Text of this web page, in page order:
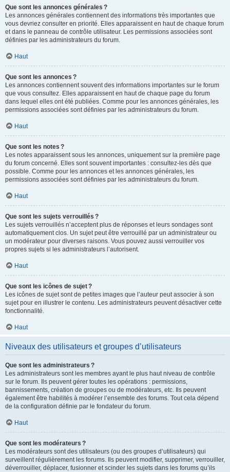
Que sont les annonces générales ?
Les annonces générales contiennent des informations très importantes que
vous devriez consulter en priorité. Elles apparaissent en haut de chaque forum
et dans le panneau de contrôle utilisateur. Les permissions associées sont
définies par les administrateurs du forum.
Haut
Que sont les annonces ?
Les annonces contiennent souvent des informations importantes sur le forum
que vous consultez. Elles apparaissent en haut de chaque page du forum
dans lequel elles ont été publiées. Comme pour les annonces générales, les
permissions associées sont définies par les administrateurs du forum.
Haut
Que sont les notes ?
Les notes apparaissent sous les annonces, uniquement sur la première page
du forum concerné. Elles sont souvent importantes : consultez-les dès que
possible. Comme pour les annonces et les annonces générales, les
permissions associées sont définies par les administrateurs du forum.
Haut
Que sont les sujets verrouillés ?
Les sujets verrouillés n’acceptent plus de réponses et leurs sondages sont
automatiquement clos. Un sujet peut être verrouillé par un administrateur ou
un modérateur pour diverses raisons. Vous pouvez aussi verrouiller vos
propres sujets si les administrateurs l’autorisent.
Haut
Que sont les icônes de sujet ?
Les icônes de sujet sont de petites images que l’auteur peut associer à son
sujet pour en illustrer le contenu. Les administrateurs peuvent désactiver cette
fonctionnalité.
Haut
Niveaux des utilisateurs et groupes d’utilisateurs
Que sont les administrateurs ?
Les administrateurs sont les membres ayant le plus haut niveau de contrôle
sur le forum. Ils peuvent gérer toutes les opérations : permissions,
bannissements, création de groupes ou de modérateurs, etc. Ils peuvent
également être habilités à modérer l’ensemble des forums. Tout cela dépend
de la configuration définie par le fondateur du forum.
Haut
Que sont les modérateurs ?
Les modérateurs sont des utilisateurs (ou des groupes d’utilisateurs) qui
surveillent régulièrement les forums. Ils peuvent modifier, supprimer, verrouiller,
déverrouiller, déplacer, fusionner et scinder les sujets dans les forums qu’ils